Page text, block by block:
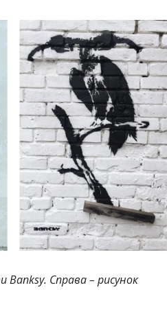
Banksy. Справа – рисунок